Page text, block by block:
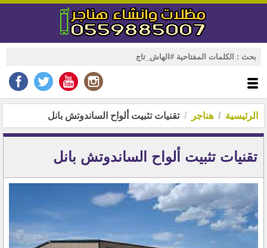
الرئيسية هناجر تقنيات تثبيت ألواح الساندوتش بانل
تقنيات تثبيت ألواح الساندوتش بانل